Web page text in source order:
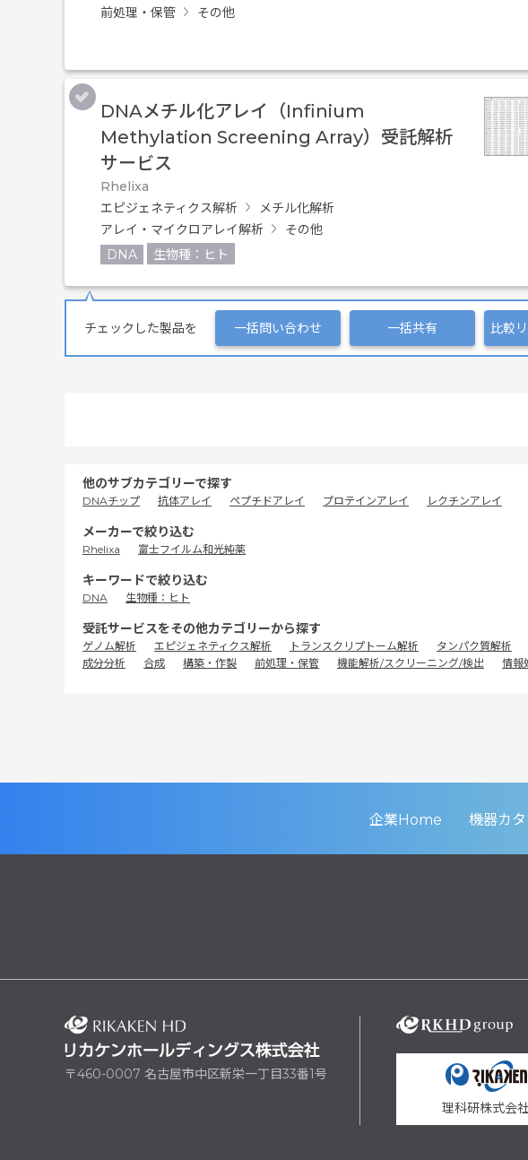
前処理・保管
その他
DNAメチル化アレイ（Infinium
Methylation Screening Array）受託解析
サービス
Rhelixa
エピジェネティクス解析
メチル化解析
アレイ・マイクロアレイ解析
その他
DNA
生物種：ヒト
チェックした製品を 一括問い合わせ 一括共有 比較
他のサブカテゴリーで探す
DNAチップ 抗体アレイ ペプチドアレイ プロテインアレイ レクチンアレイ
メーカーで絞り込む
Rhelixa 富士フイルム和光純薬
キーワードで絞り込む
DNA 生物種：ヒト
受託サービスをその他カテゴリーから探す
ゲノム解析 エピジェネティクス解析 トランスクリプトーム解析 タンパク質解析
成分分析
合成 構築・作製 前処理・保管 機能解析/スクリーニング/検出 情報
企業Home 機器カ
〒460-0007 名古屋市中区新栄一丁目33番1号
理科研株式会社